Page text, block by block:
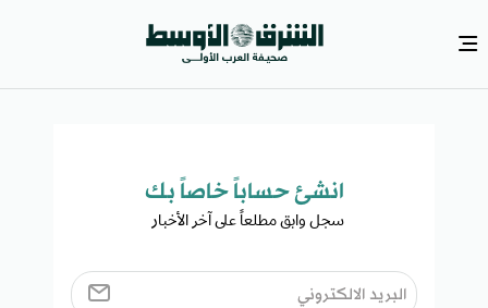
انشئ حساباً خاصاً بك​
سجل وابق مطلعاً على آخر الأخبار ​